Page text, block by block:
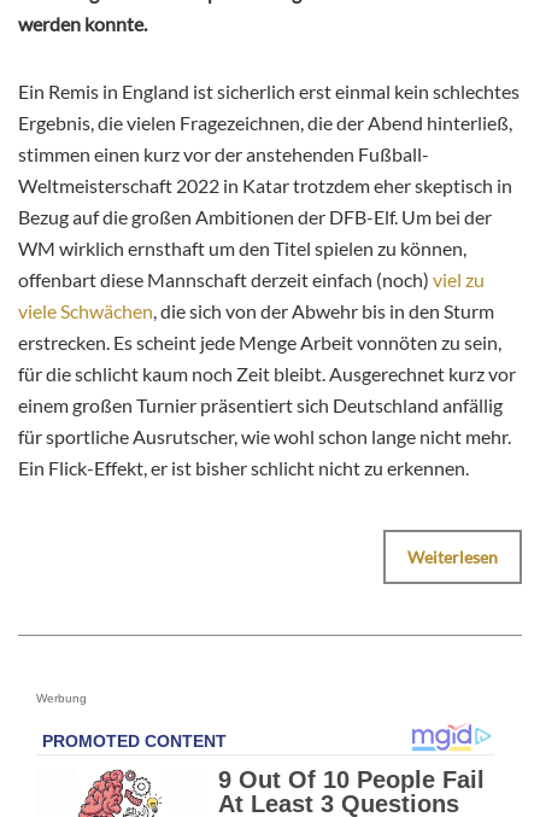
werden konnte.
Ein Remis in England ist sicherlich erst einmal kein schlechtes
Ergebnis, die vielen Fragezeichnen, die der Abend hinterließ,
stimmen einen kurz vor der anstehenden Fußball-
Weltmeisterschaft 2022 in Katar trotzdem eher skeptisch in
Bezug auf die großen Ambitionen der DFB-Elf. Um bei der
WM wirklich ernsthaft um den Titel spielen zu können,
offenbart diese Mannschaft derzeit einfach (noch) viel zu
viele Schwächen, die sich von der Abwehr bis in den Sturm
erstrecken. Es scheint jede Menge Arbeit vonnöten zu sein,
für die schlicht kaum noch Zeit bleibt. Ausgerechnet kurz vor
einem großen Turnier präsentiert sich Deutschland anfällig
für sportliche Ausrutscher, wie wohl schon lange nicht mehr.
Ein Flick-Effekt, er ist bisher schlicht nicht zu erkennen.
Weiterlesen
Werbung